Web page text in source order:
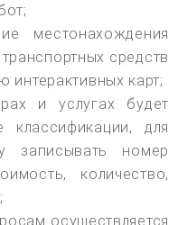
местонахождения
средств
интерактивных карт;
и услугах будет
классификации, для
записывать номер
количество,
осуществляется